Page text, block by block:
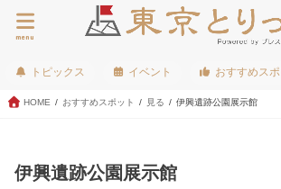
menu
トピックス イベント おすすめスポ
HOME おすすめスポット 見る 伊興遺跡公園展示館
伊興遺跡公園展示館